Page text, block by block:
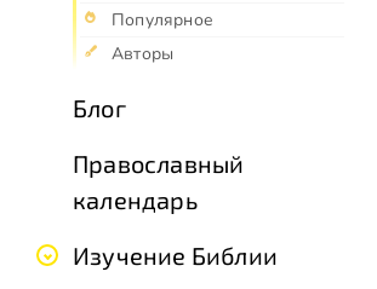
Популярное
Авторы
Блог
Православный
календарь
Изучение Библии